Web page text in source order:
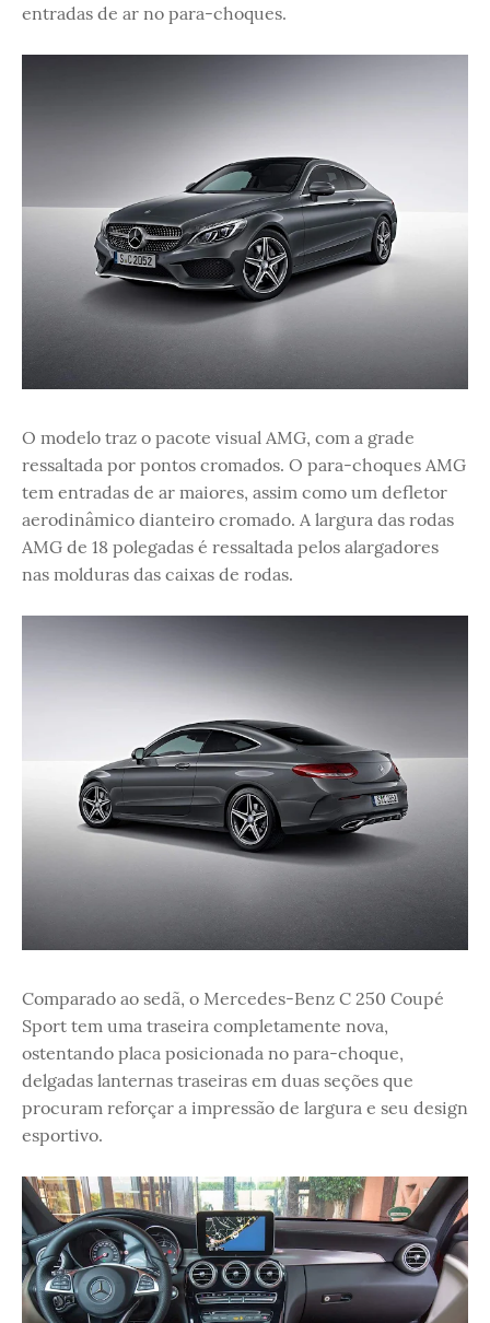
entradas de ar no para-choques.
O modelo traz o pacote visual AMG, com a grade
ressaltada por pontos cromados. O para-choques AMG
tem entradas de ar maiores, assim como um defletor
aerodinâmico dianteiro cromado. A largura das rodas
AMG de 18 polegadas é ressaltada pelos alargadores
nas molduras das caixas de rodas.
Comparado ao sedã, o Mercedes-Benz C 250 Coupé
Sport tem uma traseira completamente nova,
ostentando placa posicionada no para-choque,
delgadas lanternas traseiras em duas seções que
procuram reforçar a impressão de largura e seu design
esportivo.